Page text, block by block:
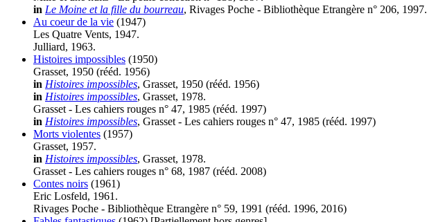
in Le Moine et la fille du bourreau, Rivages Poche - Bibliothèque Etrangère n° 206, 1997.
Au coeur de la vie (1947)
Les Quatre Vents, 1947.
Julliard, 1963.
Histoires impossibles (1950)
Grasset, 1950 (rééd. 1956)
in Histoires impossibles, Grasset, 1950 (rééd. 1956)
in Histoires impossibles, Grasset, 1978.
Grasset - Les cahiers rouges n° 47, 1985 (rééd. 1997)
in Histoires impossibles, Grasset - Les cahiers rouges n° 47, 1985 (rééd. 1997)
Morts violentes (1957)
Grasset, 1957.
in Histoires impossibles, Grasset, 1978.
Grasset - Les cahiers rouges n° 68, 1987 (rééd. 2008)
Contes noirs (1961)
Eric Losfeld, 1961.
Rivages Poche - Bibliothèque Etrangère n° 59, 1991 (rééd. 1996, 2016)